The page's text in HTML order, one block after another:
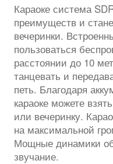
Караоке система
преимуществ и
вечеринки.
пользоваться
расстоянии до 10
танцевать и
петь. Благодаря
караоке можете
или вечеринку.
на максимальной
Мощные динамики
звучание.